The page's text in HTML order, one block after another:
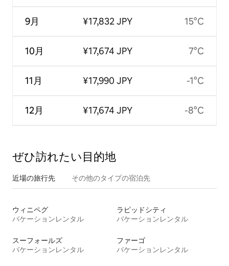
9月
10月
11月
12月
¥17,832 JPY
¥17,674 JPY
¥17,990 JPY
¥17,674 JPY
15°C
7°C
-1°C
-8°C
ぜひ訪⁠れ⁠た⁠い目⁠的⁠地
近場の旅行先 その他のタ⁠イ⁠プ⁠の宿⁠泊⁠先
ウィニペグ
バケーションレンタル
ラピッドシティ
バケーションレンタル
スーフォールズ
バケーションレンタル
ファーゴ
バケーションレンタル